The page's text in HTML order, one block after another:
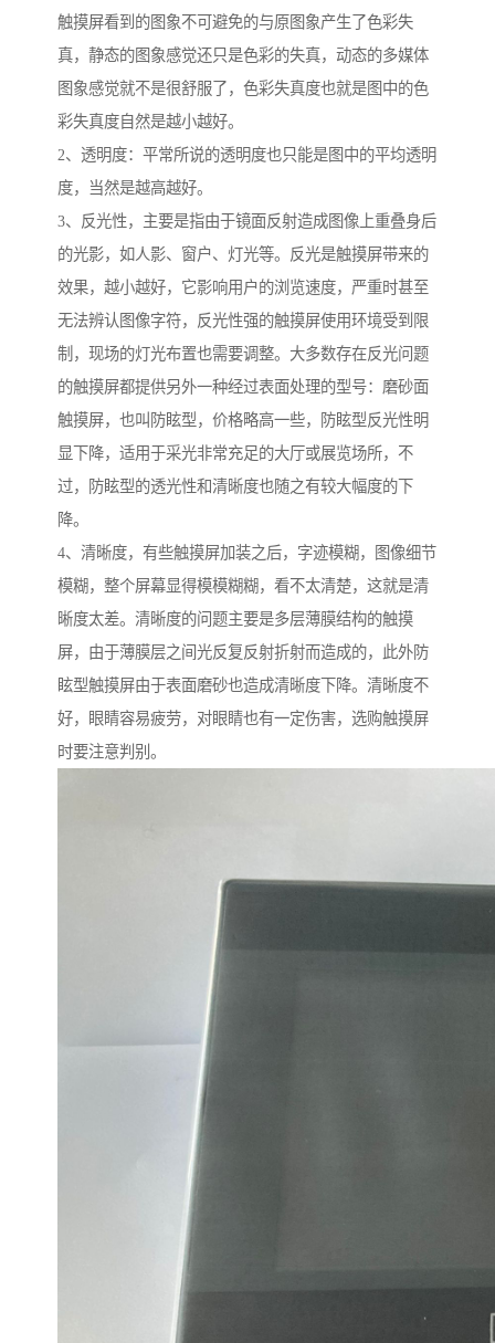
触摸屏看到的图象不可避免的与原图象产生了色彩失
真，静态的图象感觉还只是色彩的失真，动态的多媒体
图象感觉就不是很舒服了，色彩失真度也就是图中的色
彩失真度自然是越小越好。
2、透明度：平常所说的透明度也只能是图中的平均透明
度，当然是越高越好。
3、反光性，主要是指由于镜面反射造成图像上重叠身后
的光影，如人影、窗户、灯光等。反光是触摸屏带来的
效果，越小越好，它影响用户的浏览速度，严重时甚至
无法辨认图像字符，反光性强的触摸屏使用环境受到限
制，现场的灯光布置也需要调整。大多数存在反光问题
的触摸屏都提供另外一种经过表面处理的型号：磨砂面
触摸屏，也叫防眩型，价格略高一些，防眩型反光性明
显下降，适用于采光非常充足的大厅或展览场所，不
过，防眩型的透光性和清晰度也随之有较大幅度的下
降。
4、清晰度，有些触摸屏加装之后，字迹模糊，图像细节
模糊，整个屏幕显得模模糊糊，看不太清楚，这就是清
晰度太差。清晰度的问题主要是多层薄膜结构的触摸
屏，由于薄膜层之间光反复反射折射而造成的，此外防
眩型触摸屏由于表面磨砂也造成清晰度下降。清晰度不
好，眼睛容易疲劳，对眼睛也有一定伤害，选购触摸屏
时要注意判别。